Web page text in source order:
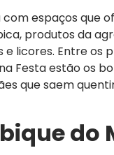
espaços que
produtos da
e licores. Entre os
Festa estão os
que saem
do